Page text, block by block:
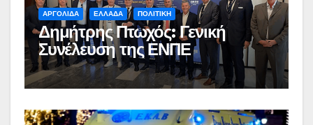
ΑΡΓΟΛΙΔΑ ΕΛΛΑΔΑ ΠΟΛΙΤΙΚΗ
Δημήτρης Πτωχός: Γενική
Συνέλευση της ΕΝΠΕ